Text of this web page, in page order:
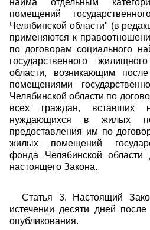
найма отдельным
помещений
Челябинской области" (в
применяются к
по договорам социального
государственного
области, возникающим
помещениями
Челябинской области по
всех граждан, вставших
нуждающихся в жилых
предоставления им по
жилых помещений
фонда Челябинской
настоящего Закона.
Статья 3. Настоящий
истечении десяти дней
опубликования.